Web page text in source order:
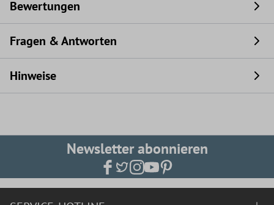
Bewertungen
Fragen & Antworten
Hinweise
Newsletter abonnieren